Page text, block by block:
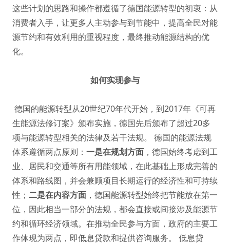
这些计划的思路和操作都遵循了德国能源转型的初衷：从
消费者入手，让更多人主动参与到节能中，提高全民对能
源节约和有效利用的重视程度，最终推动能源结构的优
化。
如何实现参与
德国的能源转型从20世纪70年代开始，到2017年《可再
生能源法修订案》颁布实施，德国先后颁布了超过20多
项与能源转型相关的法律及若干法规。 德国的能源法规
体系遵循两点原则： 一是在规划方面 ，德国始终考虑到工
业、居民和交通等所有用能领域，在此基础上形成完善的
体系和路线图，并会兼顾项目长期运行的经济性和可持续
性； 二是在内容方面 ，德国能源转型始终把节能放在第一
位，因此相当一部分的法规，都会直接或间接涉及能源节
约和循环经济领域。在推动全民参与方面，政府的主要工
作体现为两点，即低息贷款和提供咨询服务。 低息贷